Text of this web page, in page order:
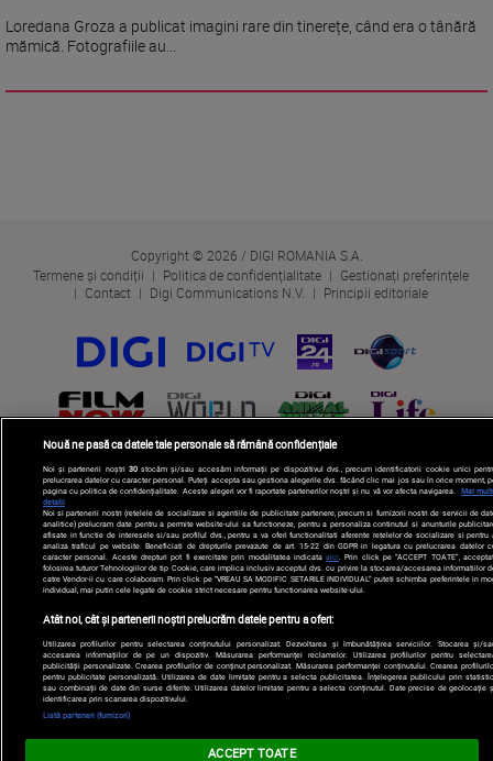
Loredana Groza a publicat imagini rare din tinerețe, când era o tânără
mămică. Fotografiile au...
Copyright © 2026 / DIGI ROMANIA S.A.
Termene și condiții
Politica de confidențialitate
Gestionați preferințele
Contact
Digi Communications N.V. Principii editoriale
Nouă ne pasă ca datele tale personale să rămână confidențiale
Noi și partenerii noștri 30stocăm și/sau accesăm informații pe dispozitivul dvs., precum identificatorii cookie unici
prelucrarea datelor cu caracter personal. Puteți accepta sau gestiona alegerile dvs. făcând clic mai jos sau în orice moment,
pagina cu politica de confidențialitate. Aceste alegeri vor fi raportate partenerilor noștri și nu vă vor afecta navigarea.
Mai
detalii
Noi si partenerii nostri (retelele de socializare si agentiile de publicitate partenere, precum si furnizorii nostri de servicii de
analitice) prelucram date pentru a permite website-ului sa functioneze, pentru a personaliza continutul si anunturile
afisate in functie de interesele si/sau profilul dvs., pentru a va oferi functionalitati aferente retelelor de socializare si pentru
analiza traficul pe website. Beneficiati de drepturile prevazute de art. 15-22 din GDPR in legatura cu prelucrarea datelor
caracter personal. Aceste drepturi pot fi exercitate prin modalitatea indicataaici . Prin click pe “ACCEPT TOATE”,
folosirea tuturor Tehnologiilor de tip Cookie, care implica inclusiv acceptul dvs. cu privire la stocarea/accesarea informatiilor
catre Vendor-ii cu care colaboram. Prin click pe “VREAU SA MODIFIC SETARILE INDIVIDUAL” puteti schimba preferintele in
individual, mai putin cele legate de cookie strict necesare pentru functionarea website-ului.
Atât noi, cât și partenerii noștri prelucrăm datele pentru a oferi:
Utilizarea profilurilor pentru selectarea conținutului personalizat. Dezvoltarea și îmbunătățirea serviciilor. Stocarea și/
accesarea informațiilor de pe un dispozitiv. Măsurarea performanței reclamelor. Utilizarea profilurilor pentru
publicității personalizate. Crearea profilurilor de conținut personalizat. Măsurarea performanței conținutului. Crearea
pentru publicitate personalizată. Utilizarea de date limitate pentru a selecta publicitatea. Înțelegerea publicului prin
sau combinații de date din surse diferite. Utilizarea datelor limitate pentru a selecta conținutul. Date precise de geolocație
identificarea prin scanarea dispozitivului.
Listă parteneri (furnizori)
ACCEPT TOATE